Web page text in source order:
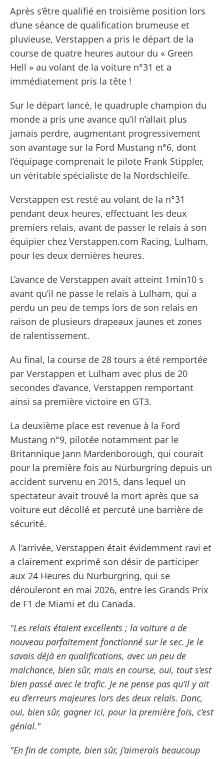
Après s’être qualifié en troisième position lors
d’une séance de qualification brumeuse et
pluvieuse, Verstappen a pris le départ de la
course de quatre heures autour du « Green
Hell » au volant de la voiture n°31 et a
immédiatement pris la tête !
Sur le départ lancé, le quadruple champion du
monde a pris une avance qu’il n’allait plus
jamais perdre, augmentant progressivement
son avantage sur la Ford Mustang n°6, dont
l’équipage comprenait le pilote Frank Stippler,
un véritable spécialiste de la Nordschleife.
Verstappen est resté au volant de la n°31
pendant deux heures, effectuant les deux
premiers relais, avant de passer le relais à son
équipier chez Verstappen.com Racing, Lulham,
pour les deux dernières heures.
L’avance de Verstappen avait atteint 1min10 s
avant qu’il ne passe le relais à Lulham, qui a
perdu un peu de temps lors de son relais en
raison de plusieurs drapeaux jaunes et zones
de ralentissement.
Au final, la course de 28 tours a été remportée
par Verstappen et Lulham avec plus de 20
secondes d’avance, Verstappen remportant
ainsi sa première victoire en GT3.
La deuxième place est revenue à la Ford
Mustang n°9, pilotée notamment par le
Britannique Jann Mardenborough, qui courait
pour la première fois au Nürburgring depuis un
accident survenu en 2015, dans lequel un
spectateur avait trouvé la mort après que sa
voiture eut décollé et percuté une barrière de
sécurité.
A l’arrivée, Verstappen était évidemment ravi et
a clairement exprimé son désir de participer
aux 24 Heures du Nürburgring, qui se
dérouleront en mai 2026, entre les Grands Prix
de F1 de Miami et du Canada.
"Les relais étaient excellents ; la voiture a de
nouveau parfaitement fonctionné sur le sec. Je le
savais déjà en qualifications, avec un peu de
malchance, bien sûr, mais en course, oui, tout s’est
bien passé avec le trafic. Je ne pense pas qu’il y ait
eu d’erreurs majeures lors des deux relais. Donc,
oui, bien sûr, gagner ici, pour la première fois, c’est
génial."
"En fin de compte, bien sûr, j’aimerais beaucoup